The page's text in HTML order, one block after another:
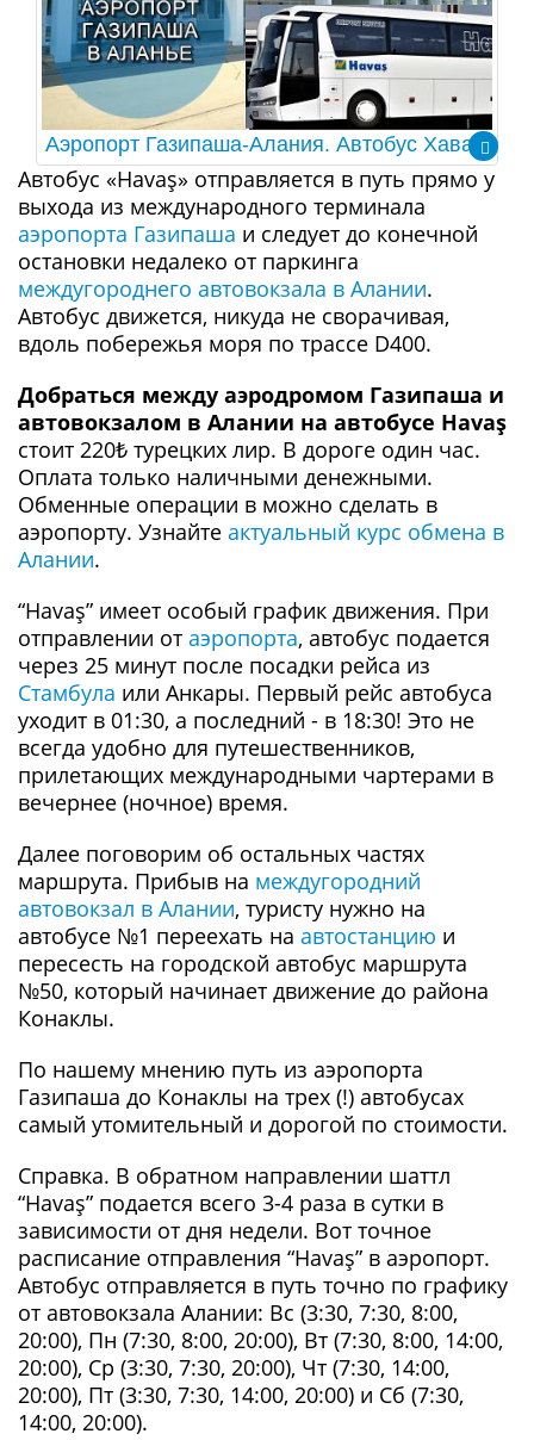
Аэропорт Газипаша-Алания. Автобус Хаваш
Автобус «Havaş» отправляется в путь прямо у
выхода из международного терминала
аэропорта Газипаша и следует до конечной
остановки недалеко от паркинга
междугороднего автовокзала в Алании.
Автобус движется, никуда не сворачивая,
вдоль побережья моря по трассе D400.
Добраться между аэродромом Гaзипaшa и
автовокзалом в Алании на автобусе Havaş
стоит 220₺ турецких лир. В дороге один час.
Оплата только наличными денежными.
Обменные операции в можно сделать в
аэропорту. Узнайте актуальный курс обмена в
Алании.
“Havaş” имеет особый график движения. При
отправлении от аэропорта, автобус подается
через 25 минут после посадки рейса из
Стамбула или Анкары. Первый рейс автобуса
уходит в 01:30, а последний - в 18:30! Это не
всегда удобно для путешественников,
прилетающих международными чартерами в
вечернее (ночное) время.
Далее поговорим об остальных частях
маршрута. Прибыв на междугородний
автовокзал в Алании, туристу нужно на
автобусе №1 переехать на автостанцию и
пересесть на городской автобус маршрута
№50, который начинает движение до района
Конаклы.
По нашему мнению путь из аэропорта
Газипаша до Конаклы на трех (!) автобусах
самый утомительный и дорогой по стоимости.
Справка. В обратном направлении шаттл
“Havaş” подается всего 3-4 раза в сутки в
зависимости от дня недели. Вот точное
расписание отправления “Havaş” в аэропорт.
Автобус отправляется в путь точно по графику
от автовокзала Алании: Вс (3:30, 7:30, 8:00,
20:00), Пн (7:30, 8:00, 20:00), Вт (7:30, 8:00, 14:00,
20:00), Ср (3:30, 7:30, 20:00), Чт (7:30, 14:00,
20:00), Пт (3:30, 7:30, 14:00, 20:00) и Сб (7:30,
14:00, 20:00).